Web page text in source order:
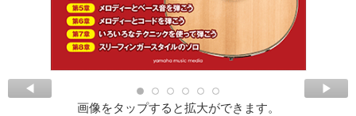
画像をタップすると拡大ができます。